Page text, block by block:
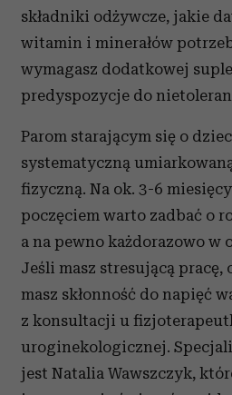
składniki odżywcze, jakie
witamin i minerałów
wymagasz dodatkowej
predyspozycje do
Parom starającym się o
systematyczną
fizyczną. Na ok. 3-6
poczęciem warto zadbać o
a na pewno każdorazowo w
Jeśli masz stresującą pracę,
masz skłonność do napięć
z konsultacji u
uroginekologicznej.
jest Natalia Wawszczyk,